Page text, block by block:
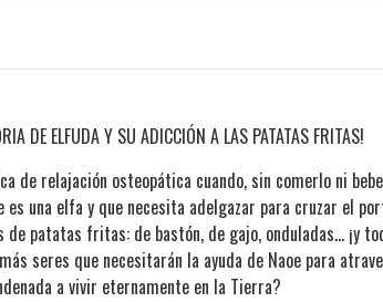
DE ELFUDA Y SU ADICCIÓN A LAS PATATAS FRITAS!
de relajación osteopática cuando, sin comerlo ni
es una elfa y que necesita adelgazar para cruzar el
de patatas fritas: de bastón, de gajo, onduladas… ¡y
seres que necesitarán la ayuda de Naoe para
a vivir eternamente en la Tierra?